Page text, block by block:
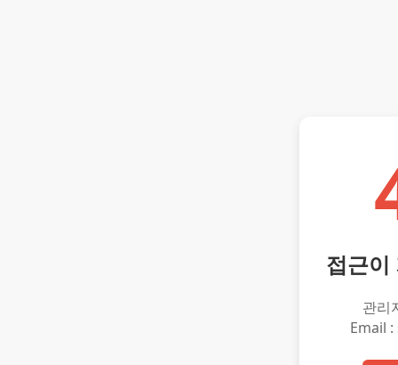
접근이
관리
Email